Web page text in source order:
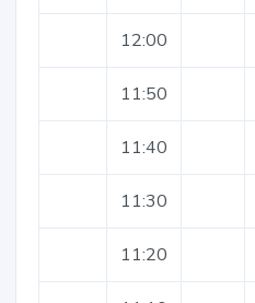
12:00
11:50
11:40
11:30
11:20